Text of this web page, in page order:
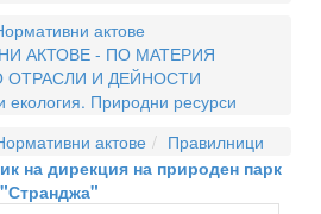
актове
АКТОВЕ - ПО МАТЕРИЯ
ОТРАСЛИ И ДЕЙНОСТИ
екология. Природни ресурси
актове
Правилници
на дирекция на природен парк
"Странджа"